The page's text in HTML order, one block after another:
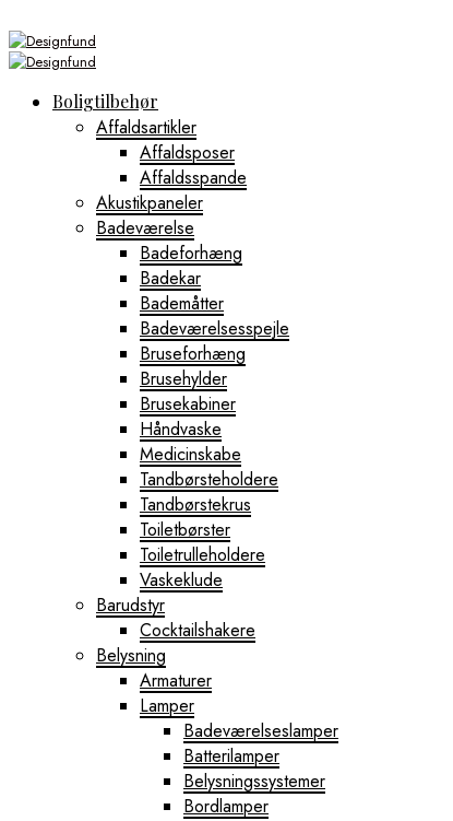
Boligtilbehør
Affaldsartikler
Affaldsposer
Affaldsspande
Akustikpaneler
Badeværelse
Badeforhæng
Badekar
Bademåtter
Badeværelsesspejle
Bruseforhæng
Brusehylder
Brusekabiner
Håndvaske
Medicinskabe
Tandbørsteholdere
Tandbørstekrus
Toiletbørster
Toiletrulleholdere
Vaskeklude
Barudstyr
Cocktailshakere
Belysning
Armaturer
Lamper
Badeværelseslamper
Batterilamper
Belysningssystemer
Bordlamper